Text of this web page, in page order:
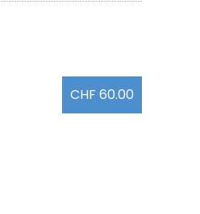
CHF 60.00